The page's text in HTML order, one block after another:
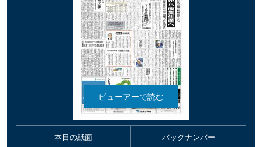
本日の紙面 バックナンバー